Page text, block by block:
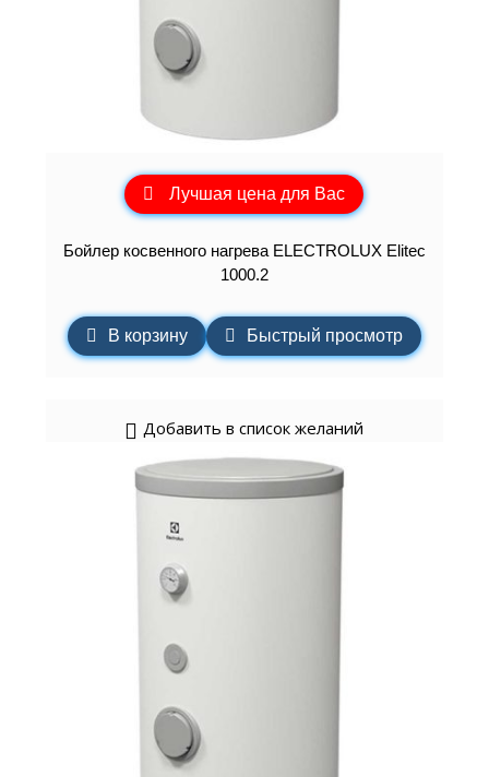
Лучшая цена для Вас
Бойлер косвенного нагрева ELECTROLUX Elitec
1000.2
В корзину Быстрый просмотр
Добавить в список желаний